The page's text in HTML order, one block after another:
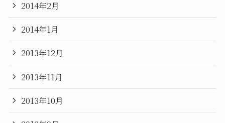
2014年2月
2014年1月
2013年12月
2013年11月
2013年10月